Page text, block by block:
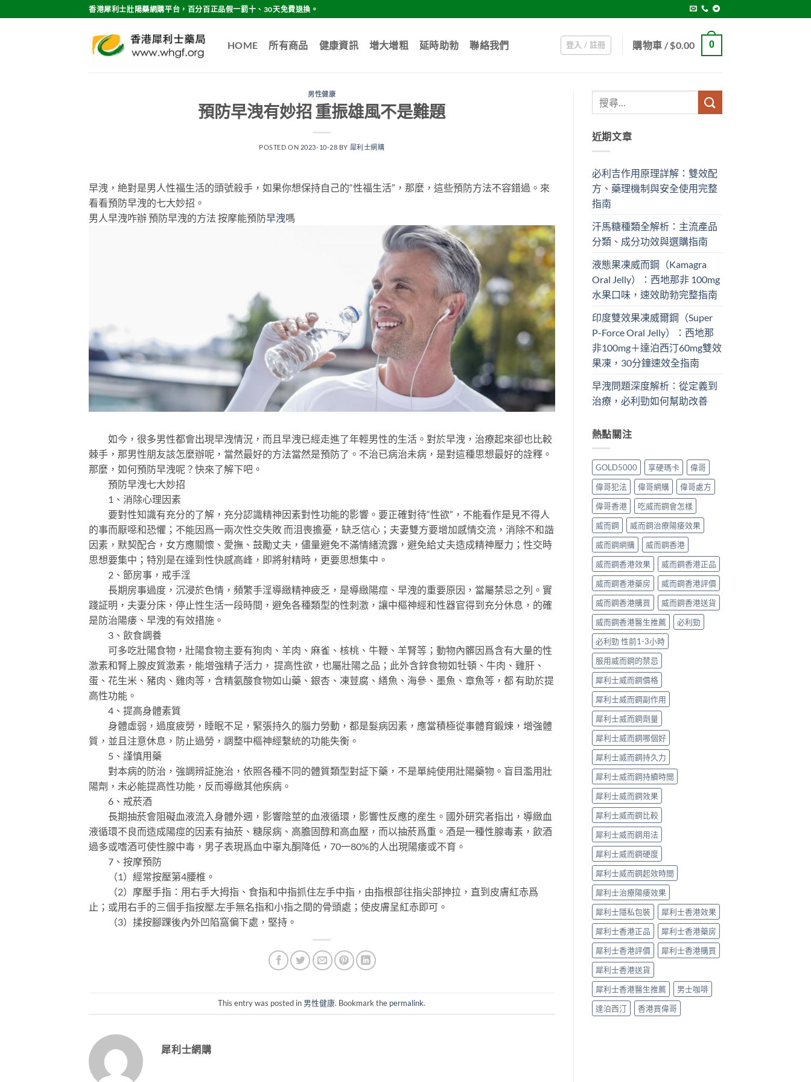
to
香港犀利士壯陽藥網購平台，百分百正品假一罰十、30天免費退換。
HOME 所有商品 健康資訊 增大增粗 延時助勃 聯絡我們 登入 / 註冊 購物車 /$0.00 0
男性健康
預防早洩有妙招 重振雄風不是難題
POSTED ON 2023-10-28 BY 犀利士網購
早洩，絶對是男人性福生活的頭號殺手，如果你想保持自己的“性福生活”，那麼，這些預防方法不容錯過。來
看看預防早洩的七大妙招。
男人早洩咋辦 預防早洩的方法 按摩能預防早洩嗎
如今，很多男性都會出現早洩情況，而且早洩已經走進了年輕男性的生活。對於早洩，治療起來卻也比較
棘手，那男性朋友該怎麼辦呢，當然最好的方法當然是預防了。不治已病治未病，是對這種思想最好的詮釋。
那麼，如何預防早洩呢？快來了解下吧。
預防早洩七大妙招
1、消除心理因素
要對性知識有充分的了解，充分認識精神因素對性功能的影響。要正確對待“性欲”，不能看作是見不得人
的事而厭噁和恐懼；不能因爲一兩次性交失敗 而沮喪擔憂，缺乏信心；夫妻雙方要增加感情交流，消除不和諧
因素，默契配合，女方應關懷、愛撫、鼓勵丈夫，儘量避免不滿情緒流露，避免給丈夫造成精神壓力；性交時
思想要集中；特別是在達到性快感高峰，即將射精時，更要思想集中。
2、節房事，戒手淫
長期房事過度，沉浸於色情，頻繁手淫導緻精神疲乏，是導緻陽痙、早洩的重要原因，當屬禁忌之列。實
踐証明，夫妻分床，停止性生活一段時間，避免各種類型的性刺激，讓中樞神經和性器官得到充分休息，的確
是防治陽痿、早洩的有效措施。
3、飲食調養
可多吃壯陽食物，壯陽食物主要有狗肉、羊肉、麻雀、核桃、牛鞭、羊腎等；動物內髒因爲含有大量的性
激素和腎上腺皮質激素，能增強精子活力， 提高性欲，也屬壯陽之品；此外含鋅食物如牡頓、牛肉、雞肝、
蛋、花生米、豬肉、雞肉等，含精氨酸食物如山藥、銀杏、凍荳腐、繕魚、海參、墨魚、章魚等，都 有助於提
高性功能。
4、提高身體素質
身體虛弱，過度疲勞，睡眠不足，緊張持久的腦力勞動，都是髮病因素，應當積極從事體育鍛煉，增強體
質，並且注意休息，防止過勞，調整中樞神經繫統的功能失衡。
5、謹慎用藥
對本病的防治，強調辨証施治，依照各種不同的體質類型對証下藥，不是單純使用壯陽藥物。盲目濫用壯
陽劑，未必能提高性功能，反而導緻其他疾病。
6、戒菸酒
長期抽菸會阻礙血液流入身體外週，影響陰莖的血液循環，影響性反應的産生。國外研究者指出，導緻血
液循環不良而造成陽痙的因素有抽菸、糖尿病、高膽固醇和高血壓，而以抽菸爲重。酒是一種性腺毒素，飲酒
過多或嗜酒可使性腺中毒，男子表現爲血中辜丸酮降低，70一80%的人出現陽痿或不育。
7、按摩預防
（1）經常按壓第4腰椎。
（2）摩壓手指：用右手大拇指、食指和中指抓住左手中指，由指根部往指尖部抻拉，直到皮膚紅赤爲
止；或用右手的三個手指按壓 左手無名指和小指之間的骨頭處；使皮膚呈紅赤即可。
（3）揉按腳踝後內外凹陷窩偏下處，堅持。
This entry was posted in 男性健康. Bookmark the permalink.
犀利士網購
近期文章
必利吉作用原理詳解：雙效配
方、藥理機制與安全使用完整
指南
汗馬糖種類全解析：主流產品
分類、成分功效與選購指南
液態果凍威而鋼（Kamagra
Oral Jelly）：西地那非 100mg​
水果口味，速效助勃完整指南
印度雙效果凍威爾鋼（Super
P-Force Oral Jelly）：西地那
非100mg＋達泊西汀60mg雙效
果凍，30分鐘速效全指南
早洩問題深度解析：從定義到
治療，必利勁如何幫助改善
熱點關注
GOLD5000 享硬瑪卡
偉哥
偉哥犯法
偉哥網購
偉哥處方
偉哥香港
吃威而鋼會怎樣
威而鋼
威而鋼治療陽痿效果
威而鋼網購
威而鋼香港
威而鋼香港效果
威而鋼香港正品
威而鋼香港藥房
威而鋼香港評價
威而鋼香港購買
威而鋼香港送貨
威而鋼香港醫生推薦
必利勁
必利勁 性前1-3小時
服用威而鋼的禁忌
犀利士威而鋼價格
犀利士威而鋼副作用
犀利士威而鋼劑量
犀利士威而鋼哪個好
犀利士威而鋼持久力
犀利士威而鋼持續時間
犀利士威而鋼效果
犀利士威而鋼比較
犀利士威而鋼用法
犀利士威而鋼硬度
犀利士威而鋼起效時間
犀利士治療陽痿效果
犀利士隱私包裝
犀利士香港效果
犀利士香港正品
犀利士香港藥房
犀利士香港評價
犀利士香港購買
犀利士香港送貨
犀利士香港醫生推薦
男士咖啡
達泊西汀
香港買偉哥